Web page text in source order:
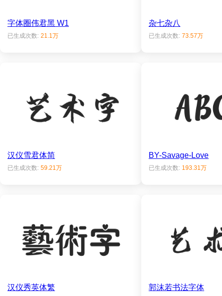
字体圈伟君黑 W1
已生成次数: 21.1万
杂七杂八
已生成次数: 73.57万
汉仪雪君体简
已生成次数: 59.21万
BY-Savage-Love
已生成次数: 193.31万
汉仪秀英体繁 郭沫若书法字体